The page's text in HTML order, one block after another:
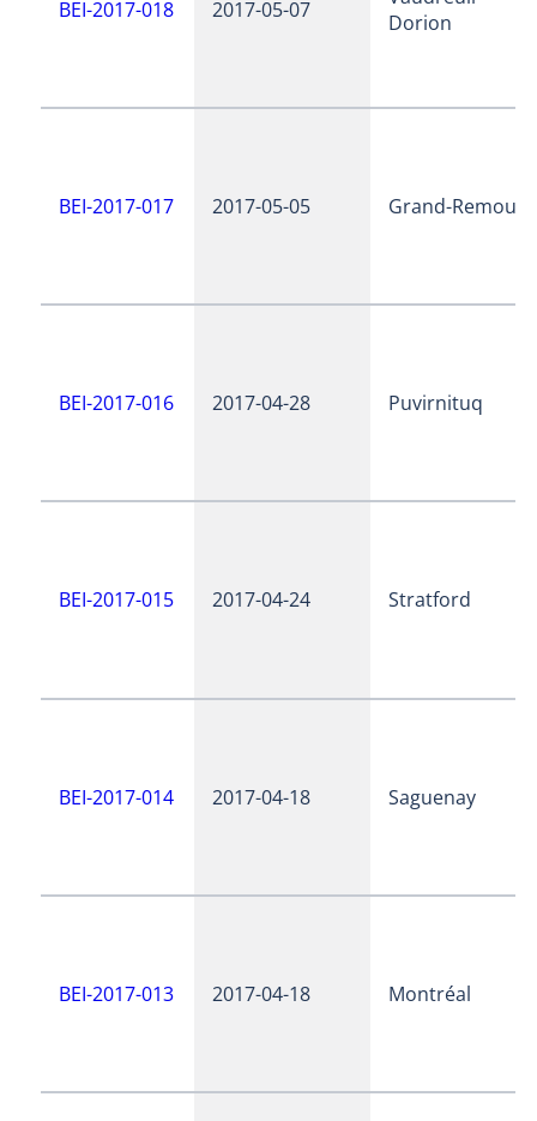
BEI-2017-018 2017-05-07
Dorion
BEI-2017-017 2017-05-05 Grand-Remous
BEI-2017-016 2017-04-28 Puvirnituq
BEI-2017-015 2017-04-24 Stratford
BEI-2017-014 2017-04-18 Saguenay
BEI-2017-013 2017-04-18 Montréal